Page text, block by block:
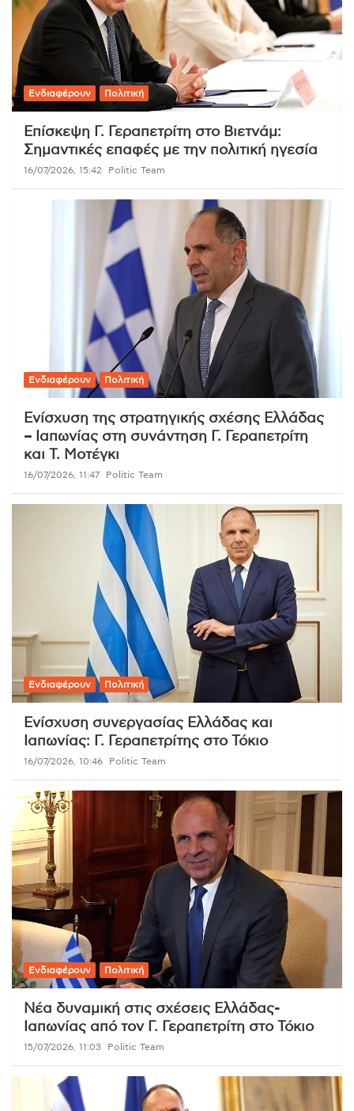
Ενδιαφέρουν Πολιτική
Επίσκεψη Γ. Γεραπετρίτη στο Βιετνάμ:
Σημαντικές επαφές με την πολιτική ηγεσία
16/07/2026, 15:42 Politic Team
Ενδιαφέρουν Πολιτική
Ενίσχυση της στρατηγικής σχέσης Ελλάδας
– Ιαπωνίας στη συνάντηση Γ. Γεραπετρίτη
και Τ. Μοτέγκι
16/07/2026, 11:47 Politic Team
Ενδιαφέρουν Πολιτική
Ενίσχυση συνεργασίας Ελλάδας και
Ιαπωνίας: Γ. Γεραπετρίτης στο Τόκιο
16/07/2026, 10:46 Politic Team
Ενδιαφέρουν Πολιτική
Νέα δυναμική στις σχέσεις Ελλάδας-
Ιαπωνίας από τον Γ. Γεραπετρίτη στο Τόκιο
15/07/2026, 11:03 Politic Team